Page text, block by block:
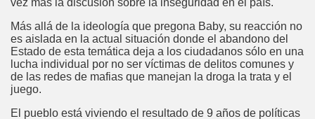
vez más la discusión sobre la inseguridad en el país.
Más allá de la ideología que pregona Baby, su reacción no
es aislada en la actual situación donde el abandono del
Estado de esta temática deja a los ciudadanos sólo en una
lucha individual por no ser víctimas de delitos comunes y
de las redes de mafias que manejan la droga la trata y el
juego.
El pueblo está viviendo el resultado de 9 años de políticas